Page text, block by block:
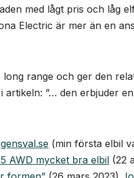
med lågt pris och låg
Electric är mer än en
range och ger den
”… den erbjuder
(min första elbil
AWD mycket bra elbil (22